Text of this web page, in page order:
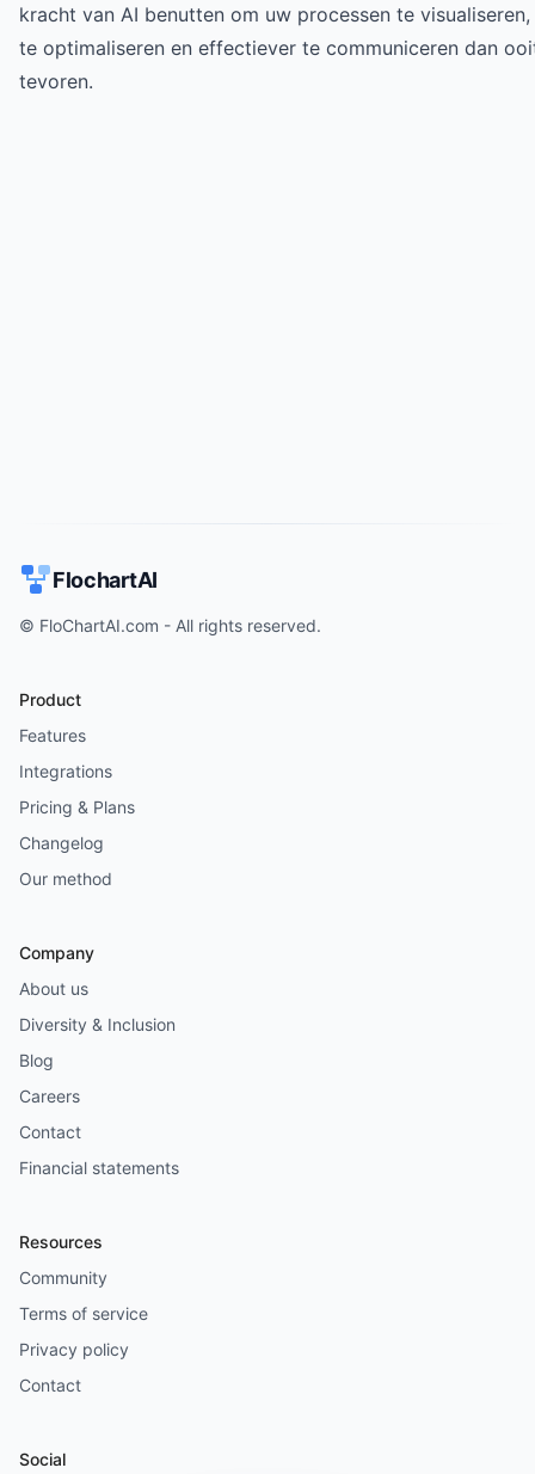
kracht van AI benutten om uw processen te visualiseren,
te optimaliseren en effectiever te communiceren dan
tevoren.
FlochartAI
© FloChartAI.com - All rights reserved.
Product
Features
Integrations
Pricing & Plans
Changelog
Our method
Company
About us
Diversity & Inclusion
Blog
Careers
Contact
Financial statements
Resources
Community
Terms of service
Privacy policy
Contact
Social